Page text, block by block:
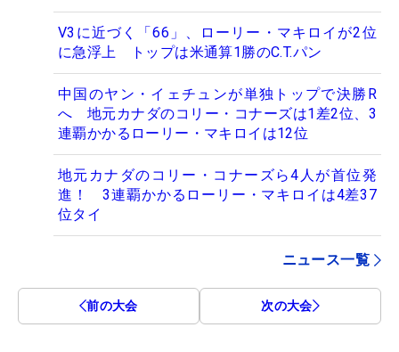
V3に近づく「66」、ローリー・マキロイが2位
に急浮上 トップは米通算1勝のC.T.パン
中国のヤン・イェチュンが単独トップで決勝R
へ 地元カナダのコリー・コナーズは1差2位、3
連覇かかるローリー・マキロイは12位
地元カナダのコリー・コナーズら4人が首位発
進！ 3連覇かかるローリー・マキロイは4差37
位タイ
ニュース一覧
前の大会 次の大会